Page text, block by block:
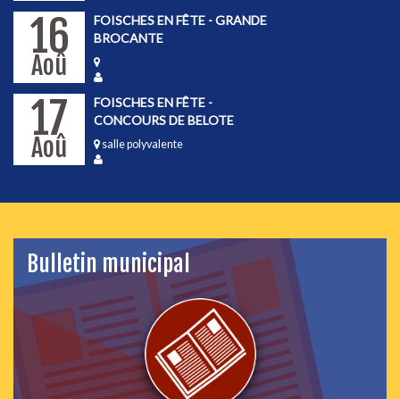
16
Aoû
FOISCHES EN FÊTE - GRANDE
BROCANTE
17
Aoû
FOISCHES EN FÊTE -
CONCOURS DE BELOTE
salle polyvalente
Bulletin municipal